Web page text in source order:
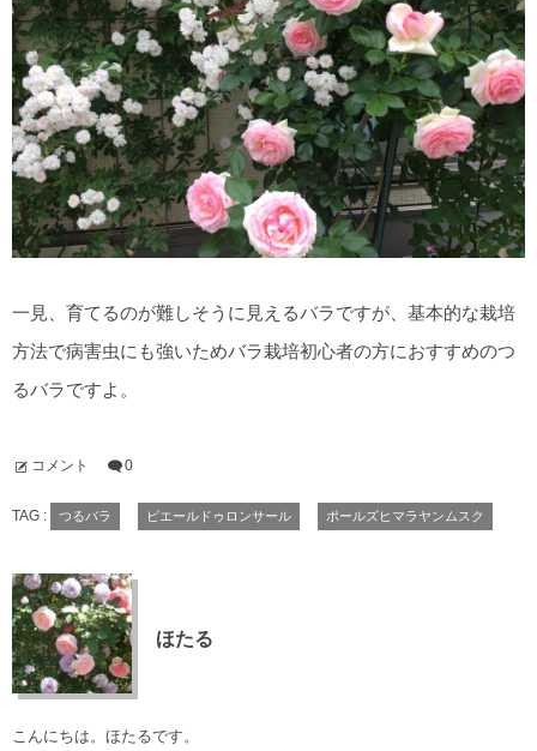
一見、育てるのが難しそうに見えるバラですが、基本的な栽培
方法で病害虫にも強いためバラ栽培初心者の方におすすめのつ
るバラですよ。
コメント 0
TAG : つるバラ ピエールドゥロンサール ポールズヒマラヤンムスク
ほたる
こんにちは。ほたるです。